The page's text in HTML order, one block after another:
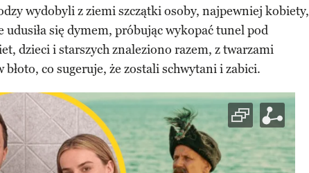
wydobyli z ziemi szczątki osoby, najpewniej kobiety,
się dymem, próbując wykopać tunel pod
dzieci i starszych znaleziono razem, z twarzami
błoto, co sugeruje, że zostali schwytani i zabici.